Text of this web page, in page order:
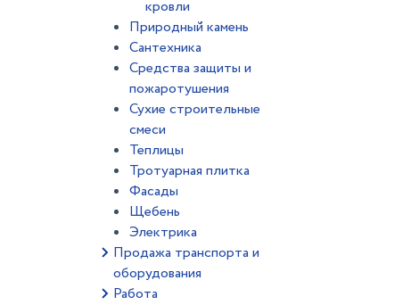
кровли
Природный камень
Сантехника
Средства защиты и
пожаротушения
Сухие строительные
смеси
Теплицы
Тротуарная плитка
Фасады
Щебень
Электрика
Продажа транспорта и
оборудования
Работа